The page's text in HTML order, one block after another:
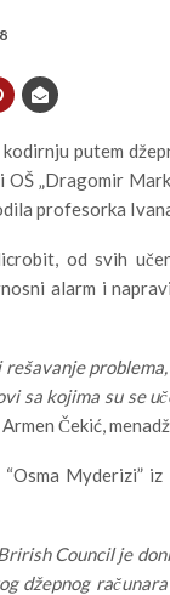
putem
„Dragomir
profesorka
od svih
alarm i
sa kojima su se
Čekić,
Myderizi”
Council je
džepnog